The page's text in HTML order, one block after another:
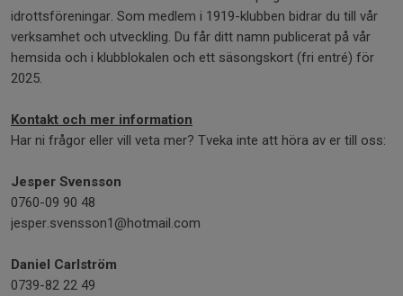
idrottsföreningar. Som medlem i 1919-klubben bidrar du till vår
verksamhet och utveckling. Du får ditt namn publicerat på vår
hemsida och i klubblokalen och ett säsongskort (fri entré) för
2025.
Kontakt och mer information
Har ni frågor eller vill veta mer? Tveka inte att höra av er till oss:
Jesper Svensson
0760-09 90 48
jesper.svensson1@hotmail.com
Daniel Carlström
0739-82 22 49